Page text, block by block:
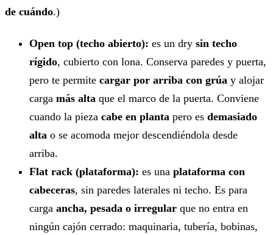
de cuándo.)
Open top (techo abierto): es un dry sin techo
rígido, cubierto con lona. Conserva paredes y puerta,
pero te permite cargar por arriba con grúa y alojar
carga más alta que el marco de la puerta. Conviene
cuando la pieza cabe en planta pero es demasiado
alta o se acomoda mejor descendiéndola desde
arriba.
Flat rack (plataforma): es una plataforma con
cabeceras, sin paredes laterales ni techo. Es para
carga ancha, pesada o irregular que no entra en
ningún cajón cerrado: maquinaria, tubería, bobinas,